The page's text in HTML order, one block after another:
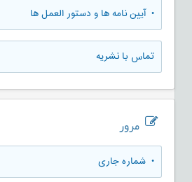
• آیین نامه ها و دستور العمل ها
تماس با نشریه
مرور
• شماره جاری